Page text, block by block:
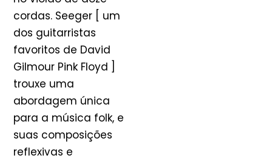
cordas. Seeger [ um
dos guitarristas
favoritos de David
Gilmour Pink Floyd ]
trouxe uma
abordagem única
para a música folk, e
suas composições
reflexivas e